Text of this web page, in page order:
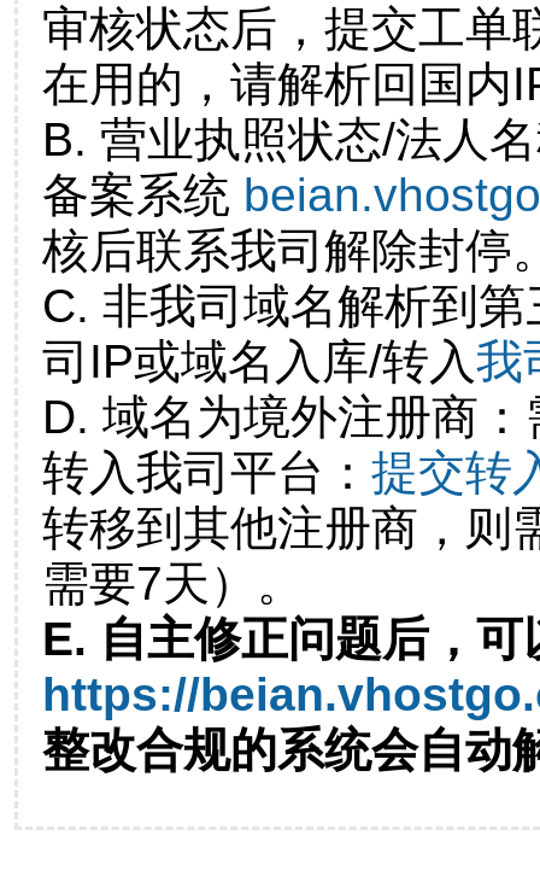
审核状态后，提交工单
在用的，请解析回国内
B. 营业执照状态/法人
备案系统
核后联系我司解除封停
C. 非我司域名解析到
司IP或域名入库/转入我
D. 域名为境外注册商
转入我司平台： 提交转
转移到其他注册商，则
需要7天）。
E. 自主修正问题后，可
https://
整改合规的系统会自动